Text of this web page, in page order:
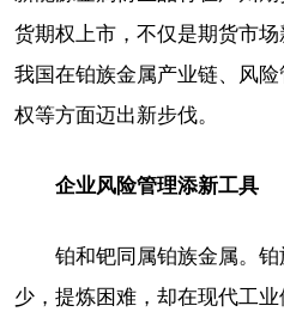
货期权上市，不仅是期货市
我国在铂族金属产业链、风
权等方面迈出新步伐。
企业风险管理添新工具
铂和钯同属铂族金属。
少，提炼困难，却在现代工